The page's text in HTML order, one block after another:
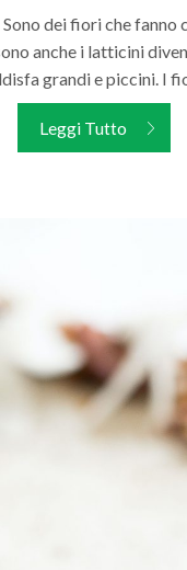
dei fiori che fanno
anche i latticini
grandi e piccini. I
Leggi Tutto